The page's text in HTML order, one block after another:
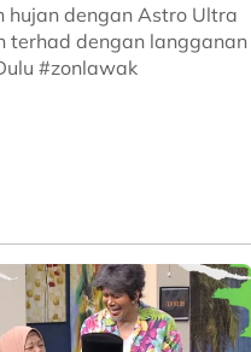
dengan Astro Ultra
terhad dengan langganan
#zonlawak